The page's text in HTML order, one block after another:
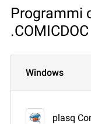
Programmi
.COMICDOC
Windows
plasq